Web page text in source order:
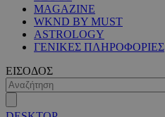
MAGAZINE
WKND BY MUST
ASTROLOGY
ΓΕΝΙΚΕΣ ΠΛΗΡΟΦΟΡΙΕΣ
ΕΙΣΟΔΟΣ